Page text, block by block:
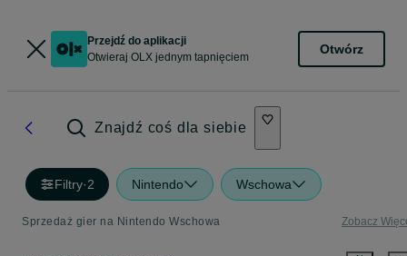
Przejdź do aplikacji
Otwieraj OLX jednym tapnięciem
Otwórz
Znajdź coś dla siebie
Filtry·2 Nintendo Wschowa
Sprzedaż gier na Nintendo Wschowa Zobacz